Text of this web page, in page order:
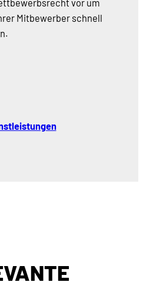
vor um
Mitbewerber schnell